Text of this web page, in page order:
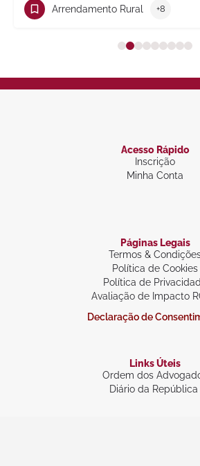
Acesso Rápido
Inscrição
Minha Conta
Páginas Legais
Termos &
Política de Cookies
Política de
Avaliação de Impacto
Declaração de
Links Úteis
Ordem dos
Diário da República